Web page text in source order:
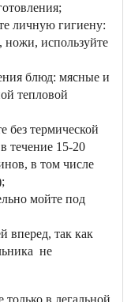
личную гигиену:
ножи, используйте
блюд: мясные и
тепловой
без термической
течение 15-20
в том числе
мойте под
вперед, так как
не
в легальной